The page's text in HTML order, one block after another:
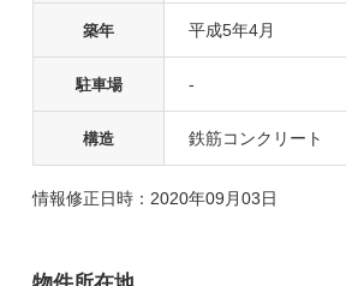
築年 平成5年4月
駐車場 -
構造 鉄筋コンクリート
情報修正日時：2020年09月03日